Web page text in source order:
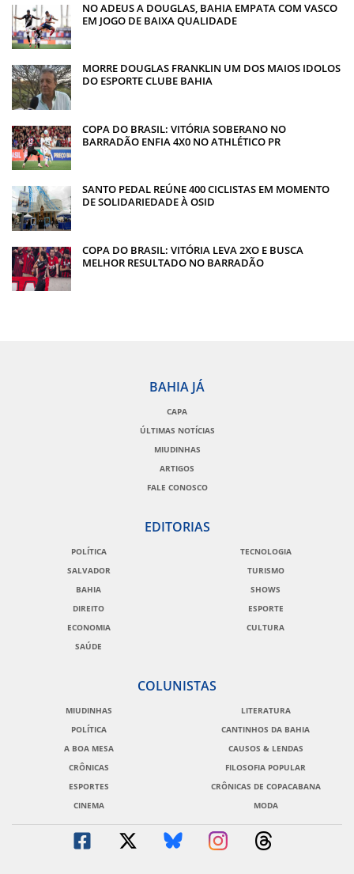
NO ADEUS A DOUGLAS, BAHIA EMPATA COM VASCO
EM JOGO DE BAIXA QUALIDADE
MORRE DOUGLAS FRANKLIN UM DOS MAIOS IDOLOS
DO ESPORTE CLUBE BAHIA
COPA DO BRASIL: VITÓRIA SOBERANO NO
BARRADÃO ENFIA 4X0 NO ATHLÉTICO PR
SANTO PEDAL REÚNE 400 CICLISTAS EM MOMENTO
DE SOLIDARIEDADE À OSID
COPA DO BRASIL: VITÓRIA LEVA 2XO E BUSCA
MELHOR RESULTADO NO BARRADÃO
BAHIA JÁ
CAPA
ÚLTIMAS NOTÍCIAS
MIUDINHAS
ARTIGOS
FALE CONOSCO
EDITORIAS
POLÍTICA
SALVADOR
BAHIA
DIREITO
ECONOMIA
SAÚDE
TECNOLOGIA
TURISMO
SHOWS
ESPORTE
CULTURA
COLUNISTAS
MIUDINHAS
POLÍTICA
A BOA MESA
CRÔNICAS
ESPORTES
CINEMA
LITERATURA
CANTINHOS DA BAHIA
CAUSOS & LENDAS
FILOSOFIA POPULAR
CRÔNICAS DE COPACABANA
MODA